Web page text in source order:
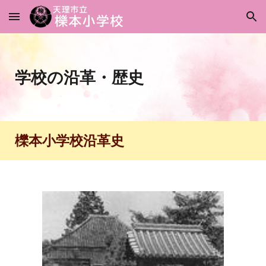
Skip to main content Skip to navigation
学校の沿革・歴史
櫟本小学校沿革史